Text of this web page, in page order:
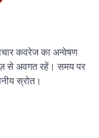
कवरेज का अन्वेषण
से अवगत रहें। समय पर
स्रोत।